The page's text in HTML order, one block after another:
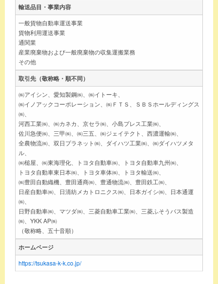
輸送品目・事業内容
一般貨物自動車運送事業
貨物利用運送事業
通関業
産業廃棄物および一般廃棄物の収集運搬業務
その他
取引先（敬称略・順不同）
㈱アイシン、愛知製鋼㈱、㈱イトーキ、
㈱イノアックコーポレーション、㈱ＦＴＳ、ＳＢＳホールディングス
㈱、
河西工業㈱、㈱カネカ、京セラ㈱、小島プレス工業㈱、
佐川急便㈱、三甲㈱、㈱三五、㈱ジェイテクト、西濃運輸㈱、
全農物流㈱、双日プラネット㈱、ダイハツ工業㈱、㈱ダイハツメタ
ル、
㈱槌屋、㈱東海理化、トヨタ自動車㈱、トヨタ自動車九州㈱、
トヨタ自動車東日本㈱、トヨタ車体㈱、トヨタ輸送㈱、
㈱豊田自動織機、豊田通商㈱、豊通物流㈱、豊田鉄工㈱、
日産自動車㈱、日清紡メカトロニクス㈱、日本ガイシ㈱、日本通運
㈱、
日野自動車㈱、マツダ㈱、三菱自動車工業㈱、三菱ふそうバス製造
㈱、YKK AP㈱
（敬称略、五十音順）
ホームページ
https://tsukasa-k-k.co.jp/